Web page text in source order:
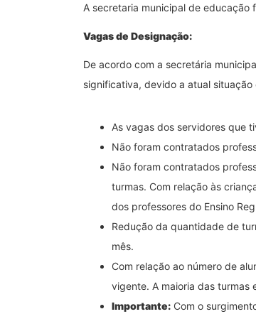
A secretaria municipal de educação
Vagas de Designação:
De acordo com a secretária
significativa, devido a atual situação
As vagas dos servidores que
Não foram contratados
Não foram contratados
turmas. Com relação às
dos professores do Ensino
Redução da quantidade de
mês.
Com relação ao número de
vigente. A maioria das turmas
Importante: Com o